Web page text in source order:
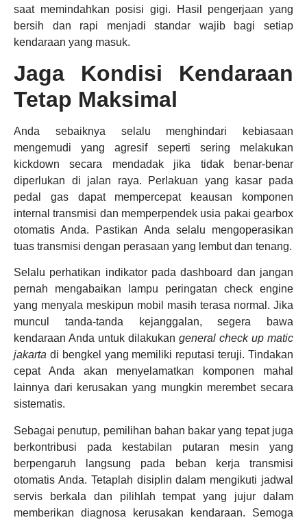
saat memindahkan posisi gigi. Hasil pengerjaan yang
bersih dan rapi menjadi standar wajib bagi setiap
kendaraan yang masuk.
Jaga Kondisi Kendaraan
Tetap Maksimal
Anda sebaiknya selalu menghindari kebiasaan
mengemudi yang agresif seperti sering melakukan
kickdown secara mendadak jika tidak benar-benar
diperlukan di jalan raya. Perlakuan yang kasar pada
pedal gas dapat mempercepat keausan komponen
internal transmisi dan memperpendek usia pakai gearbox
otomatis Anda. Pastikan Anda selalu mengoperasikan
tuas transmisi dengan perasaan yang lembut dan tenang.
Selalu perhatikan indikator pada dashboard dan jangan
pernah mengabaikan lampu peringatan check engine
yang menyala meskipun mobil masih terasa normal. Jika
muncul tanda-tanda kejanggalan, segera bawa
kendaraan Anda untuk dilakukan general check up matic
jakarta di bengkel yang memiliki reputasi teruji. Tindakan
cepat Anda akan menyelamatkan komponen mahal
lainnya dari kerusakan yang mungkin merembet secara
sistematis.
Sebagai penutup, pemilihan bahan bakar yang tepat juga
berkontribusi pada kestabilan putaran mesin yang
berpengaruh langsung pada beban kerja transmisi
otomatis Anda. Tetaplah disiplin dalam mengikuti jadwal
servis berkala dan pilihlah tempat yang jujur dalam
memberikan diagnosa kerusakan kendaraan. Semoga